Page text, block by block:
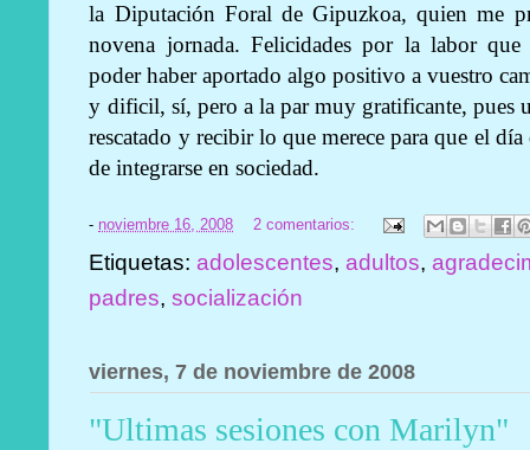
la Diputación Foral de Gipuzkoa, quien me
novena jornada. Felicidades por la labor que
poder haber aportado algo positivo a vuestro
y dificil, sí, pero a la par muy gratificante, pues
rescatado y recibir lo que merece para que el
de integrarse en sociedad.
- noviembre 16, 2008 2 comentarios:
Etiquetas:adolescentes,adultos,
padres,socialización
viernes, 7 de noviembre de 2008
"Ultimas sesiones con Marilyn"